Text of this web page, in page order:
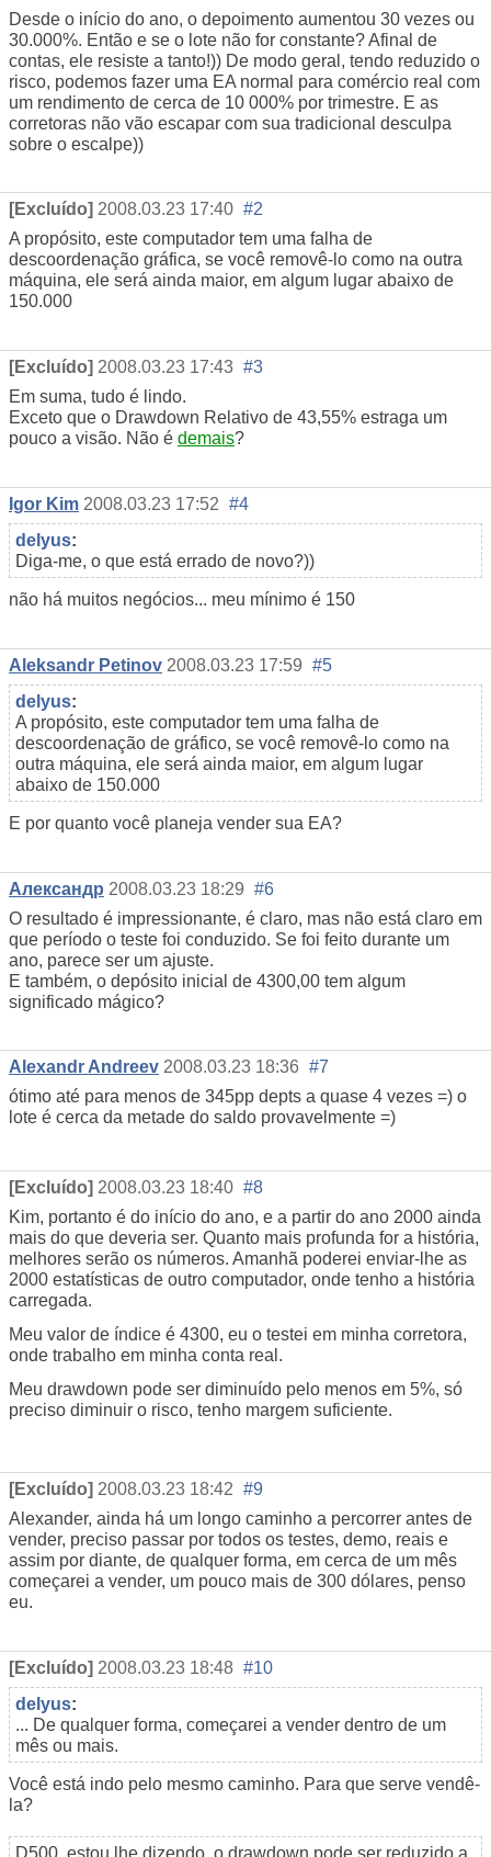
Desde o início do ano, o depoimento aumentou 30 vezes ou
30.000%. Então e se o lote não for constante? Afinal de
contas, ele resiste a tanto!)) De modo geral, tendo reduzido o
risco, podemos fazer uma EA normal para comércio real com
um rendimento de cerca de 10 000% por trimestre. E as
corretoras não vão escapar com sua tradicional desculpa
sobre o escalpe))
[Excluído] 2008.03.23 17:40 #2
A propósito, este computador tem uma falha de
descoordenação gráfica, se você removê-lo como na outra
máquina, ele será ainda maior, em algum lugar abaixo de
150.000
[Excluído] 2008.03.23 17:43 #3
Em suma, tudo é lindo.
Exceto que o Drawdown Relativo de 43,55% estraga um
pouco a visão. Não é demais?
Igor Kim 2008.03.23 17:52 #4
delyus:
Diga-me, o que está errado de novo?))
não há muitos negócios... meu mínimo é 150
Aleksandr Petinov 2008.03.23 17:59 #5
delyus:
A propósito, este computador tem uma falha de
descoordenação de gráfico, se você removê-lo como na
outra máquina, ele será ainda maior, em algum lugar
abaixo de 150.000
E por quanto você planeja vender sua EA?
Александр 2008.03.23 18:29 #6
O resultado é impressionante, é claro, mas não está claro em
que período o teste foi conduzido. Se foi feito durante um
ano, parece ser um ajuste.
E também, o depósito inicial de 4300,00 tem algum
significado mágico?
Alexandr Andreev 2008.03.23 18:36 #7
ótimo até para menos de 345pp depts a quase 4 vezes =) o
lote é cerca da metade do saldo provavelmente =)
[Excluído] 2008.03.23 18:40 #8
Kim, portanto é do início do ano, e a partir do ano 2000 ainda
mais do que deveria ser. Quanto mais profunda for a história,
melhores serão os números. Amanhã poderei enviar-lhe as
2000 estatísticas de outro computador, onde tenho a história
carregada.
Meu valor de índice é 4300, eu o testei em minha corretora,
onde trabalho em minha conta real.
Meu drawdown pode ser diminuído pelo menos em 5%, só
preciso diminuir o risco, tenho margem suficiente.
[Excluído] 2008.03.23 18:42 #9
Alexander, ainda há um longo caminho a percorrer antes de
vender, preciso passar por todos os testes, demo, reais e
assim por diante, de qualquer forma, em cerca de um mês
começarei a vender, um pouco mais de 300 dólares, penso
eu.
[Excluído] 2008.03.23 18:48 #10
delyus:
... De qualquer forma, começarei a vender dentro de um
mês ou mais.
Você está indo pelo mesmo caminho. Para que serve vendê-
la?
D500, estou lhe dizendo, o drawdown pode ser reduzido a